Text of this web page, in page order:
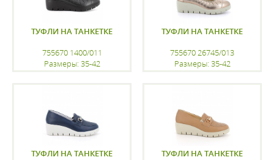
ТУФЛИ НА ТАНКЕТКЕ
755670 1400/011
Размеры: 35-42
ТУФЛИ НА ТАНКЕТКЕ
755670 26745/013
Размеры: 35-42
ТУФЛИ НА ТАНКЕТКЕ
ТУФЛИ НА ТАНКЕТКЕ